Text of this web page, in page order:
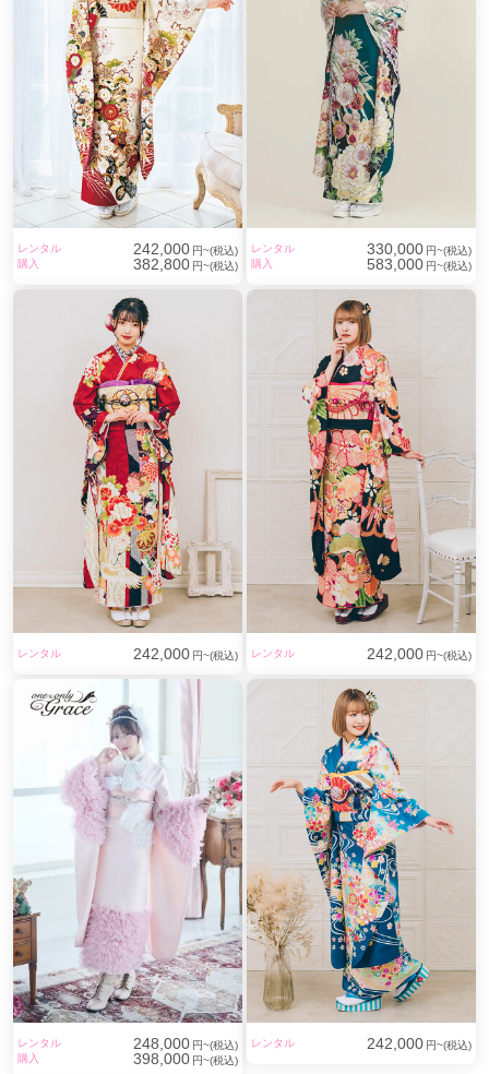
レンタル 242,000 円~(税込)
購入
382,800 円~(税込)
レンタル 330,000 円~(税込)
購入
583,000 円~(税込)
レンタル 242,000 円~(税込) レンタル 242,000 円~(税込)
レンタル 248,000 円~(税込)
購入
398,000 円~(税込)
レンタル 242,000 円~(税込)